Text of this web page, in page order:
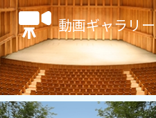
動画ギャラリー